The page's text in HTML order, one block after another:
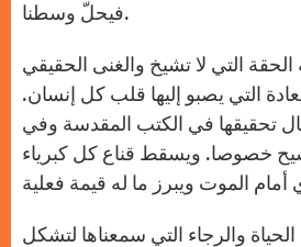
فيحلّ وسطنا.
الحقة التي لا تشيخ والغنى الحقيقي
التي يصبو إليها قلب كل إنسان.
تحقيقها في الكتب المقدسة وفي
خصوصا. ويسقط قناع كل كبرياء
الحياة والرجاء التي سمعناها لتشكل